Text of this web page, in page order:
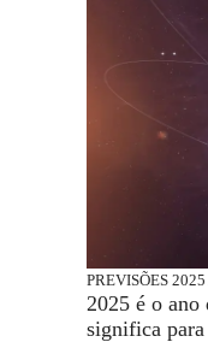
PREVISÕES 2025
2025 é o ano
significa